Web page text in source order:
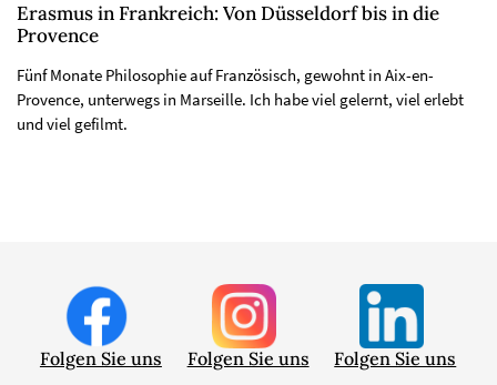
Erasmus in Frankreich: Von Düsseldorf bis in die
Provence
Fünf Monate Philosophie auf Französisch, gewohnt in Aix-en-
Provence, unterwegs in Marseille. Ich habe viel gelernt, viel erlebt
und viel gefilmt.
Folgen Sie uns Folgen Sie uns Folgen Sie uns